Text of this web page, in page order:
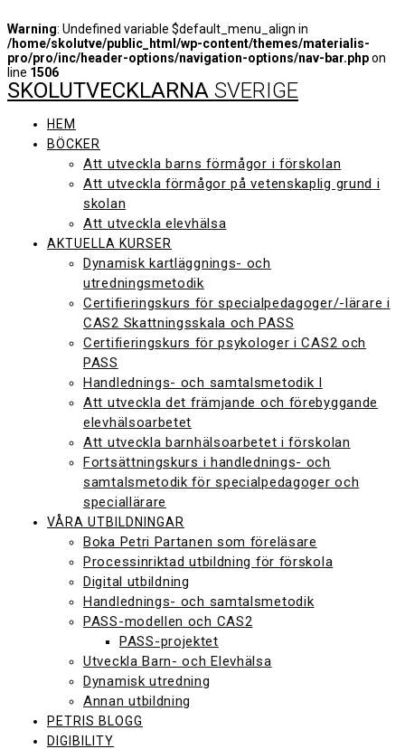
Warning: Undefined variable $default_menu_align in
/home/skolutve/public_html/wp-content/themes/materialis-
pro/pro/inc/header-options/navigation-options/nav-bar.phpon
line 1506
Hoppa
till
SKOLUTVECKLARNA SVERIGE
HEM
BÖCKER
Att utveckla barns förmågor i förskolan
Att utveckla förmågor på vetenskaplig grund i
skolan
Att utveckla elevhälsa
AKTUELLA KURSER
Dynamisk kartläggnings- och
utredningsmetodik
Certifieringskurs för specialpedagoger/-lärare i
CAS2 Skattningsskala och PASS
Certifieringskurs för psykologer i CAS2 och
PASS
Handlednings- och samtalsmetodik I
Att utveckla det främjande och förebyggande
elevhälsoarbetet
Att utveckla barnhälsoarbetet i förskolan
Fortsättningskurs i handlednings- och
samtalsmetodik för specialpedagoger och
speciallärare
VÅRA UTBILDNINGAR
Boka Petri Partanen som föreläsare
Processinriktad utbildning för förskola
Digital utbildning
Handlednings- och samtalsmetodik
PASS-modellen och CAS2
PASS-projektet
Utveckla Barn- och Elevhälsa
Dynamisk utredning
Annan utbildning
PETRIS BLOGG
DIGIBILITY